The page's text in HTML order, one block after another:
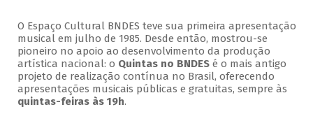
O Espaço Cultural BNDES teve sua primeira apresentação
musical em julho de 1985. Desde então, mostrou-se
pioneiro no apoio ao desenvolvimento da produção
artística nacional: o Quintas no BNDESé o mais antigo
projeto de realização contínua no Brasil, oferecendo
apresentações musicais públicas e gratuitas, sempre às
quintas-feiras às 19h.